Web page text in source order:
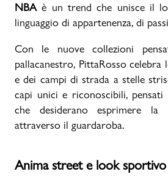
Promo & News
negozi
contatti
pcard
Gift card
NBA è un trend che unisce il
linguaggio di appartenenza, di
Con le nuove collezioni
pallacanestro, PittaRosso
e dei campi di strada a stelle
capi unici e riconoscibili,
che desiderano esprimere la
attraverso il guardaroba.
Anima street e look